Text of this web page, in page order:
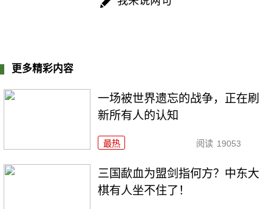
更多精彩内容
一场被世界遗忘的战争，正在刷
新所有人的认知
最热 阅读 19053
三国歃血为盟剑指何方？中东大
棋有人坐不住了！